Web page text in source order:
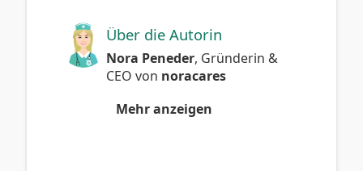
Über die Autorin
Nora Peneder, Gründerin &
CEO von noracares
Mehr anzeigen